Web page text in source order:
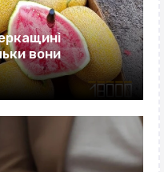
вони